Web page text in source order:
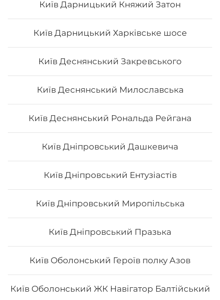
Київ Дарницький Княжий Затон
Київ Дарницький Харківське шосе
Київ Деснянський Закревського
Київ Деснянський Милославська
Київ Деснянський Рональда Рейгана
Київ Дніпровський Дашкевича
Київ Дніпровський Ентузіастів
Київ Дніпровський Миропільська
Київ Дніпровський Празька
Київ Оболонський Героїв полку Азов
Київ Оболонський ЖК Навігатор Балтійський
Вага: 1375 г Склад: філадельфія з лососем, філадельфія
з х/к, філадельфія з тунцем, філадельфія з тигровою
креветкою, філадельфія з вугрем
884₴ Хочу